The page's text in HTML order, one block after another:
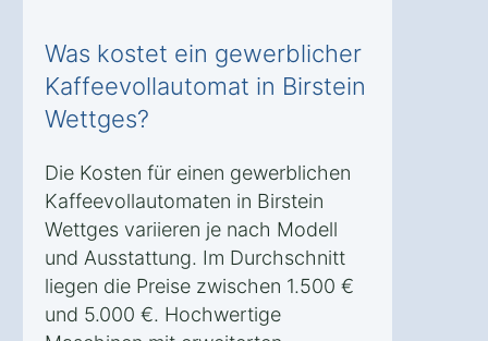
Was kostet ein gewerblicher
Kaffeevollautomat in Birstein
Wettges?
Die Kosten für einen gewerblichen
Kaffeevollautomaten in Birstein
Wettges variieren je nach Modell
und Ausstattung. Im Durchschnitt
liegen die Preise zwischen 1.500 €
und 5.000 €. Hochwertige